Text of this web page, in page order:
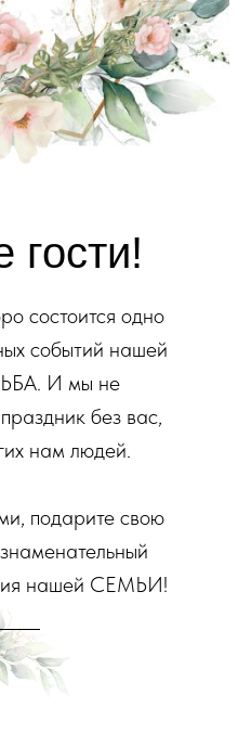
состоится одно
событий нашей
И мы не
без вас,
нам людей.
подарите свою
нашей СЕМЬИ!
гости!